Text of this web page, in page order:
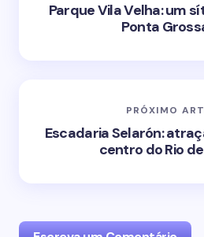
Parque Vila Velha: um
Ponta
PRÓXIMO
Escadaria Selarón:
centro do Rio